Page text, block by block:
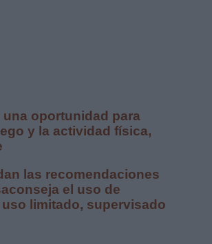
oportunidad para
y la actividad física,
las recomendaciones
el uso de
limitado, supervisado